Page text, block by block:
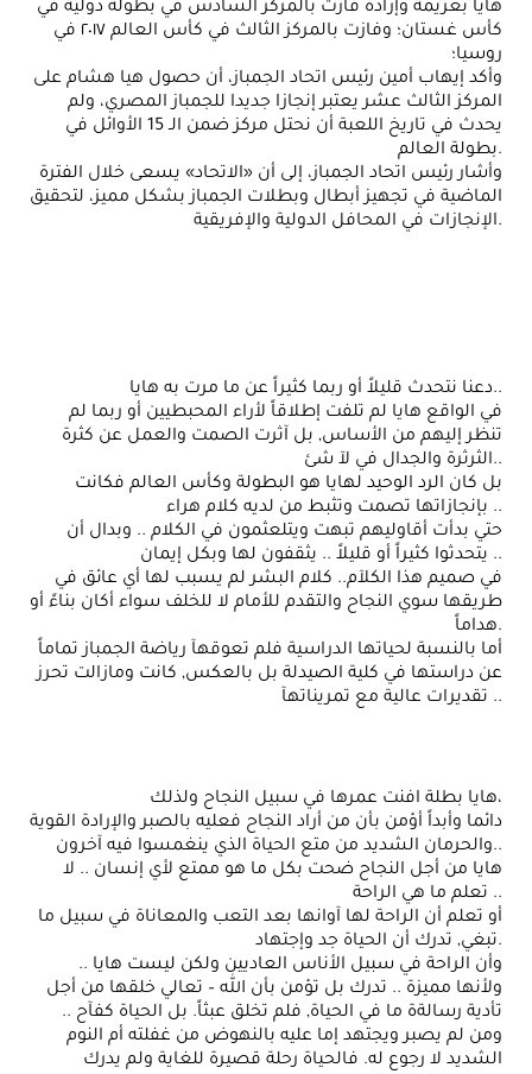
هايا بعزيمة وإرادة فازت بالمركز السادس في بطولة دولية في
كأس غستان؛ وفازت بالمركز الثالث في كأس العالم ٢٠١٧ في
روسيا؛
وأكد إيهاب أمين رئيس اتحاد الجمباز، أن حصول هيا هشام على
المركز الثالث عشر يعتبر إنجازا جديدا للجمباز المصري، ولم
يحدث في تاريخ اللعبة أن نحتل مركز ضمن الـ 15 الأوائل في
بطولة العالم.
وأشار رئيس اتحاد الجمباز، إلى أن «الاتحاد» يسعى خلال الفترة
الماضية في تجهيز أبطال وبطلات الجمباز بشكل مميز، لتحقيق
الإنجازات في المحافل الدولية والإفريقية.
دعنا نتحدث قليلاً أو ربما كثيراً عن ما مرت به هايا..
في الواقع هايا لم تلفت إطلاقاً لأراء المحبطيين أو ربما لم
تنظر إليهم من الأساس, بل آثرت الصمت والعمل عن كثرة
الثرثرة والجدال في لآ شئ..
بل كان الرد الوحيد لهايا هو البطولة وكأس العالم فكانت
بإنجازاتها تصمت وتثبط من لديه كلام هراء ..
حتي بدأت أقاوليهم تبهت ويتلعثمون في الكلام .. وبدال أن
يتحدثوا كثيراً أو قليلاً .. يثقفون لها وبكل إيمان ..
في صميم هذا الكلآم.. كلام البشر لم يسبب لها أي عائق في
طريقها سوي النجاح والتقدم للأمام لا للخلف سواء أكان بناءً أو
هداماً.
أما بالنسبة لحياتها الدراسية فلم تعوقهآ رياضة الجمباز تماماً
عن دراستها في كلية الصيدلة بل بالعكس, كانت ومازالت تحرز
تقديرات عالية مع تمريناتهآ ..
هايا بطلة افنت عمرها في سبيل النجاح ولذلك،
دائما وأبداً أؤمن بأن من أراد النجاح فعليه بالصبر والإرادة القوية
والحرمان الشديد من متع الحياة الذي ينغمسوا فيه آخرون..
هايا من أجل النجاح ضحت بكل ما هو ممتع لأي إنسان .. لا
تعلم ما هي الراحة ..
أو تعلم أن الراحة لها آوانها بعد التعب والمعاناة في سبيل ما
تبغي, تدرك أن الحياة جد وإجتهاد.
وأن الراحة في سبيل الأناس العاديين ولكن ليست هايا ..
ولأنها مميزة .. تدرك بل تؤمن بأن الله – تعالي خلقها من أجل
تأدية رسالةة ما في الحياة, فلم تخلق عبثاً. بل الحياة كفآح ..
ومن لم يصبر ويجتهد إما عليه بالنهوض من غفلته أم النوم
الشديد لا رجوع له. فالحياة رحلة قصيرة للغاية ولم يدرك